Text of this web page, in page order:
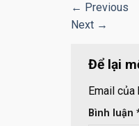
← Previous
Next →
Để lại
Email của
Bình luận